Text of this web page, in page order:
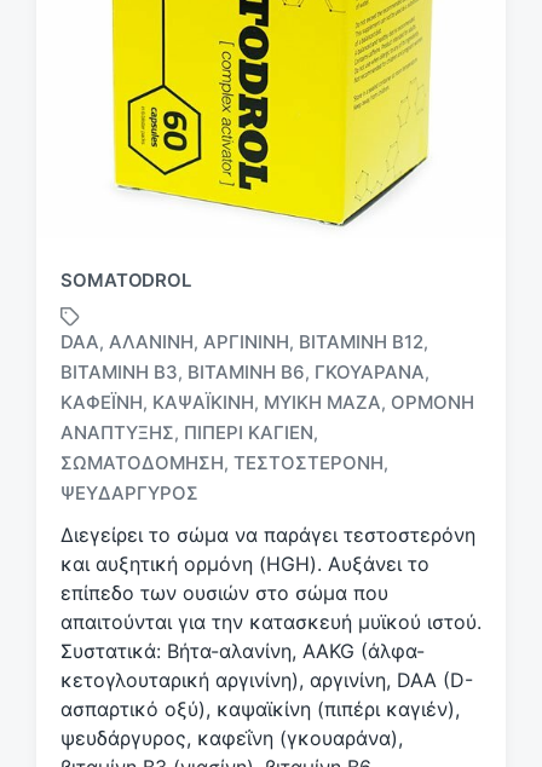
SOMATODROL
ε
ε
τ
κ
έ
τ
α
DAA, ΑΛΑΝΊΝΗ, ΑΡΓΙΝΊΝΗ, ΒΙΤΑΜΊΝΗ B12,
ΒΙΤΑΜΊΝΗ B3, ΒΙΤΑΜΊΝΗ Β6, ΓΚΟΥΑΡΆΝΑ,
ΚΑΦΕΪ́ΝΗ, ΚΑΨΑΪΚΊΝΗ, ΜΥΙΚΉ ΜΆΖΑ, ΟΡΜΌΝΗ
ΑΝΆΠΤΥΞΗΣ, ΠΙΠΈΡΙ ΚΑΓΙΈΝ,
ΣΩΜΑΤΟΔΌΜΗΣΗ, ΤΕΣΤΟΣΤΕΡΌΝΗ,
ΨΕΥΔΆΡΓΥΡΟΣ
Διεγείρει το σώμα να παράγει τεστοστερόνη
και αυξητική ορμόνη (HGH). Αυξάνει το
επίπεδο των ουσιών στο σώμα που
απαιτούνται για την κατασκευή μυϊκού ιστού.
Συστατικά: Βήτα-αλανίνη, AAKG (άλφα-
κετογλουταρική αργινίνη), αργινίνη, DAA (D-
ασπαρτικό οξύ), καψαϊκίνη (πιπέρι καγιέν),
ψευδάργυρος, καφεΐνη (γκουαράνα),